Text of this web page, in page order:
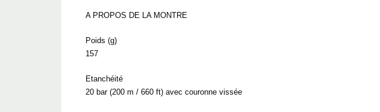
A PROPOS DE LA MONTRE
Poids (g)
157
Etanchéité
20 bar (200 m / 660 ft) avec couronne vissée